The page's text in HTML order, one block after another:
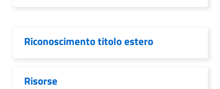
Riconoscimento titolo estero
Risorse